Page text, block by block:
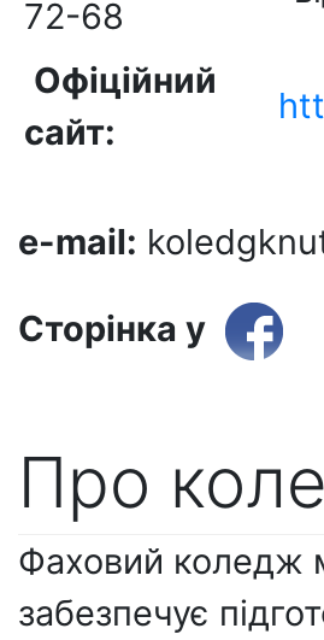
72-68
Oфіційний
сайт:
e-mail:
Сторінка у
Про
Фаховий коледж
забезпечує